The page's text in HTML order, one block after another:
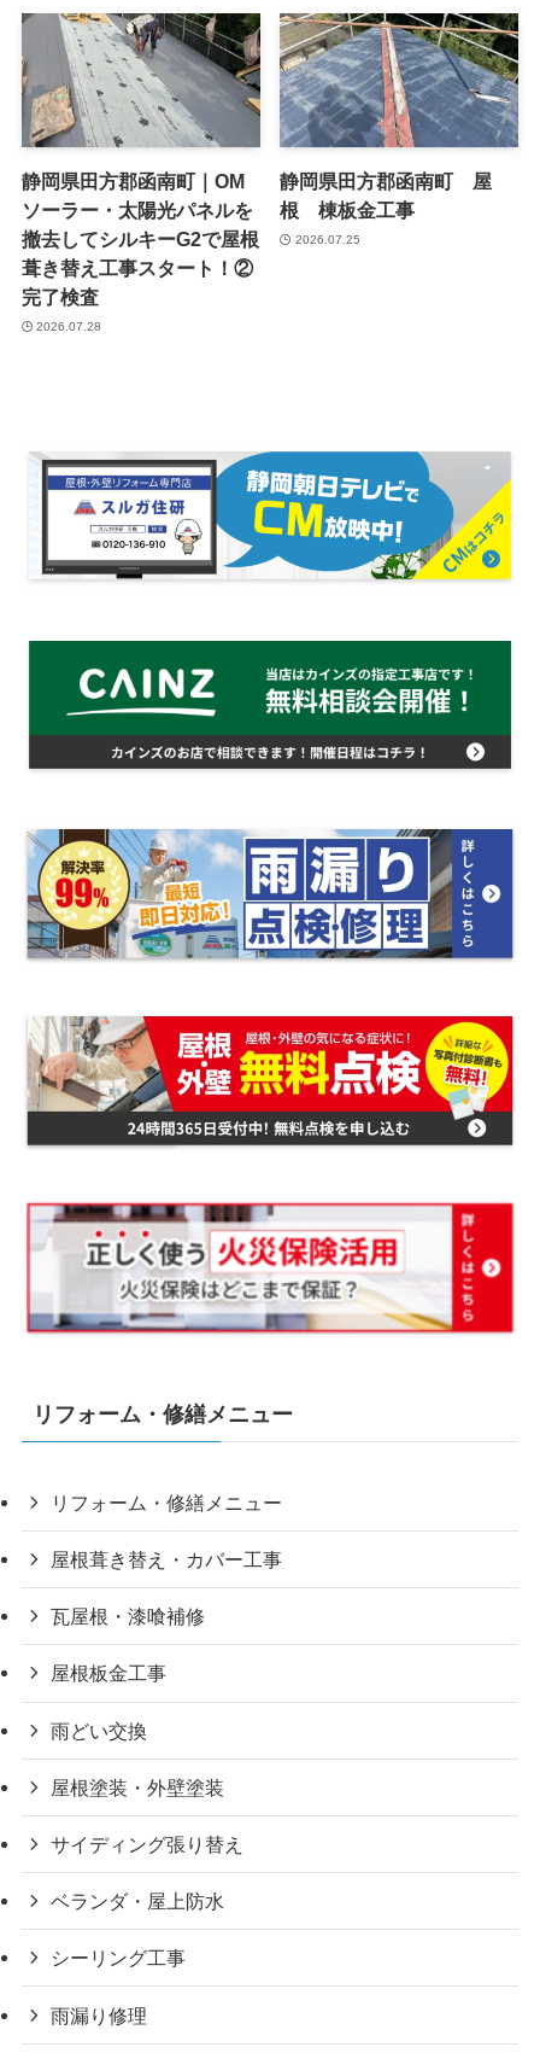
静岡県田方郡函南町｜OM
ソーラー・太陽光パネルを
撤去してシルキーG2で屋根
葺き替え工事スタート！②
完了検査
2026.07.28
静岡県田方郡函南町 屋
根 棟板金工事
2026.07.25
リフォーム・修繕メニュー
リフォーム・修繕メニュー
屋根葺き替え・カバー工事
瓦屋根・漆喰補修
屋根板金工事
雨どい交換
屋根塗装・外壁塗装
サイディング張り替え
ベランダ・屋上防水
シーリング工事
雨漏り修理